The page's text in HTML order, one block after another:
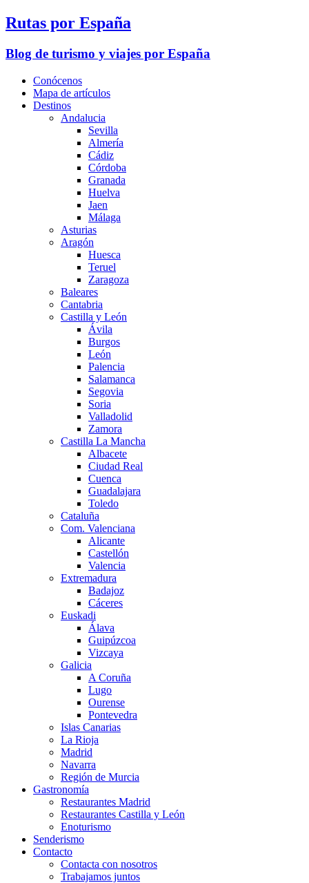
Rutas por España
Blog de turismo y viajes por España
Conócenos
Mapa de artículos
Destinos
Andalucia
Sevilla
Almería
Cádiz
Córdoba
Granada
Huelva
Jaen
Málaga
Asturias
Aragón
Huesca
Teruel
Zaragoza
Baleares
Cantabria
Castilla y León
Ávila
Burgos
León
Palencia
Salamanca
Segovia
Soria
Valladolid
Zamora
Castilla La Mancha
Albacete
Ciudad Real
Cuenca
Guadalajara
Toledo
Cataluña
Com. Valenciana
Alicante
Castellón
Valencia
Extremadura
Badajoz
Cáceres
Euskadi
Álava
Guipúzcoa
Vizcaya
Galicia
A Coruña
Lugo
Ourense
Pontevedra
Islas Canarias
La Rioja
Madrid
Navarra
Región de Murcia
Gastronomía
Restaurantes Madrid
Restaurantes Castilla y León
Enoturismo
Senderismo
Contacto
Contacta con nosotros
Trabajamos juntos